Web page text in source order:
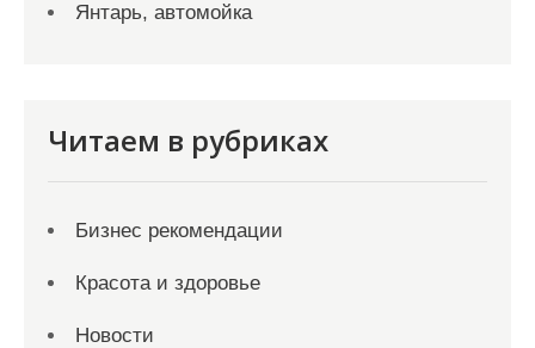
Янтарь, автомойка
Читаем в рубриках
Бизнес рекомендации
Красота и здоровье
Новости